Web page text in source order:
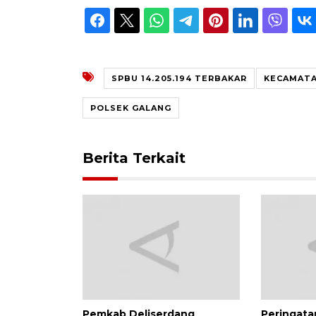
SPBU 14.205.194 TERBAKAR
POLSEK GALANG
Berita Terkait